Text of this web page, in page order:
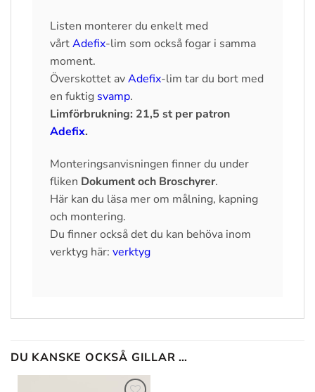
Listen monterer du enkelt med
vårtAdefix-lim som också fogar i samma
moment.
Överskottet avAdefix-lim tar du bort med
en fuktig svamp.
Limförbrukning: 21,5 st per patron
Adefix.
Monteringsanvisningen finner du under
fliken Dokument och Broschyrer.
Här kan du läsa mer om målning, kapning
och montering.
Du finner också det du kan behöva inom
verktyg här: verktyg
DU KANSKE OCKSÅ GILLAR …